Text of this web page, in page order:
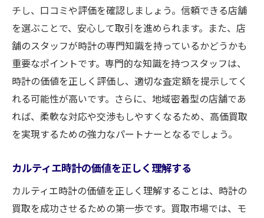
専門家が教える売却のタイミング
チし、口コミや評価を確認しましょう。信頼できる店舗
を選ぶことで、安心して取引を進められます。また、店
舗のスタッフが時計の専門知識を持っているかどうかも
重要なポイントです。専門的な知識を持つスタッフは、
時計の価値を正しく評価し、適切な査定額を提示してく
れる可能性が高いです。さらに、地域密着型の店舗であ
れば、柔軟な対応や交渉もしやすくなるため、高価買取
を実現するための強力なパートナーとなるでしょう。
カルティエ時計の価値を正しく理解する
カルティエ時計の価値を正しく理解することは、時計の
買取を成功させるための第一歩です。買取市場では、モ